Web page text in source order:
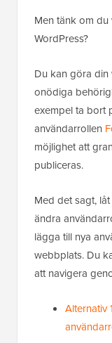
Men tänk om
WordPress?
Du kan göra
onödiga
exempel ta bort
användarrollen
möjlighet att
publiceras.
Med det sagt,
ändra
lägga till nya
webbplats. Du
att navigera
Alternativ